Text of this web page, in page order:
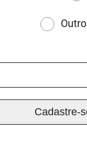
Outro